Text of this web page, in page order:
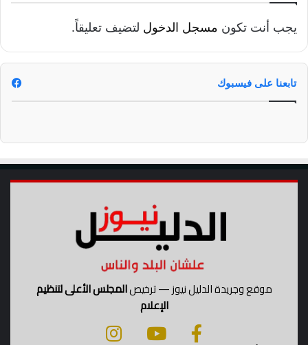
م
ل
ر
ا
2
2
2
يجب أنت تكون مسجل الدخول لتضيف تعليقاً.
تابعنا على فيسبوك
موقع وجريدة الدليل نيوز — ترخيصالمجلس الأعلى لتنظيم
الإعلام